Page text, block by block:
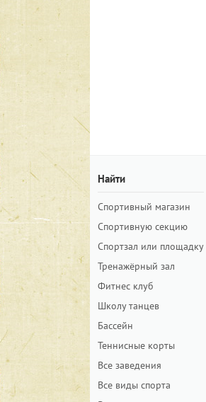
Найти
Спортивный магазин
Спортивную секцию
Спортзал или площадку
Тренажёрный зал
Фитнес клуб
Школу танцев
Бассейн
Теннисные корты
Все заведения
Все виды спорта